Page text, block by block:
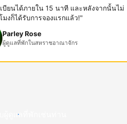
บียนได้ภายใน 15 นาที และหลังจากนั้นไม่
มงก็ได้รับการจองแรกแล้ว!"
Parley Rose
ผู้ดูแลที่พักในสหราชอาณาจักร
ผู้ดูแลที่พักเช่นท่าน